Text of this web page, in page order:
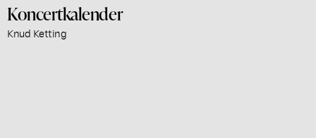
Koncertkalender
Knud Ketting